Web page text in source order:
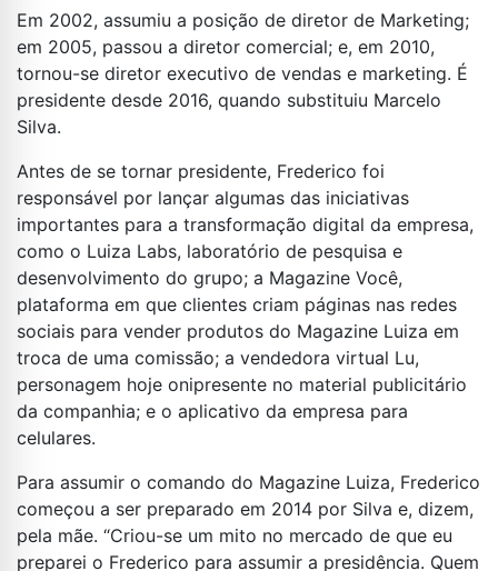
Em 2002, assumiu a posição de diretor de Marketing;
em 2005, passou a diretor comercial; e, em 2010,
tornou-se diretor executivo de vendas e marketing. É
presidente desde 2016, quando substituiu Marcelo
Silva.
Antes de se tornar presidente, Frederico foi
responsável por lançar algumas das iniciativas
importantes para a transformação digital da empresa,
como o Luiza Labs, laboratório de pesquisa e
desenvolvimento do grupo; a Magazine Você,
plataforma em que clientes criam páginas nas redes
sociais para vender produtos do Magazine Luiza em
troca de uma comissão; a vendedora virtual Lu,
personagem hoje onipresente no material publicitário
da companhia; e o aplicativo da empresa para
celulares.
Para assumir o comando do Magazine Luiza, Frederico
começou a ser preparado em 2014 por Silva e, dizem,
pela mãe. “Criou-se um mito no mercado de que eu
preparei o Frederico para assumir a presidência. Quem